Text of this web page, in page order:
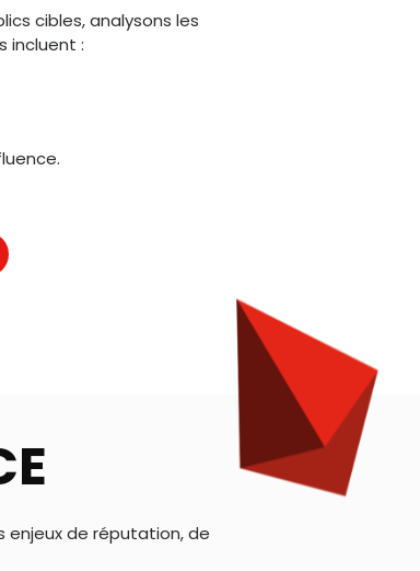
cibles, analysons les
incluent :
de réputation, de